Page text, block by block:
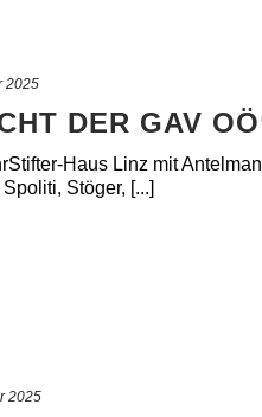
2025
DER GAV
Haus Linz mit
Stöger, [...]
2025